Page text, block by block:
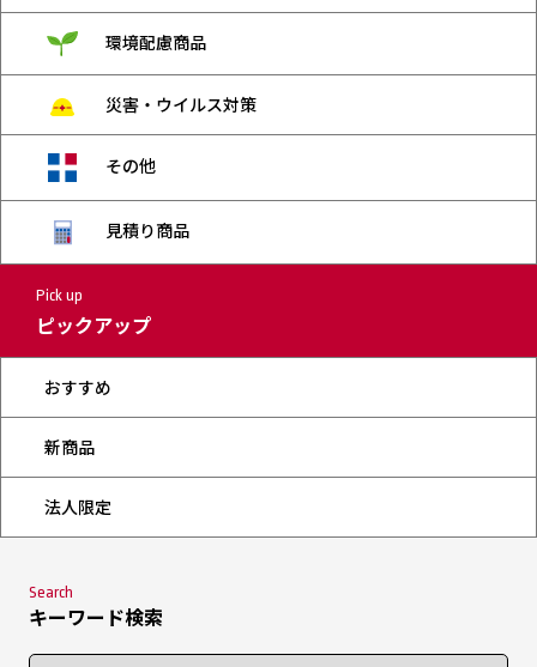
環境配慮商品
災害・ウイルス対策
その他
見積り商品
Pick up
ピックアップ
おすすめ
新商品
法人限定
Search
キーワード検索